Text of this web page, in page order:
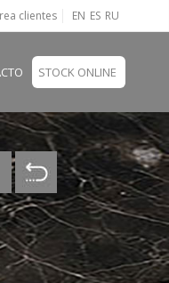
clientes EN ES RU
STOCK ONLINE